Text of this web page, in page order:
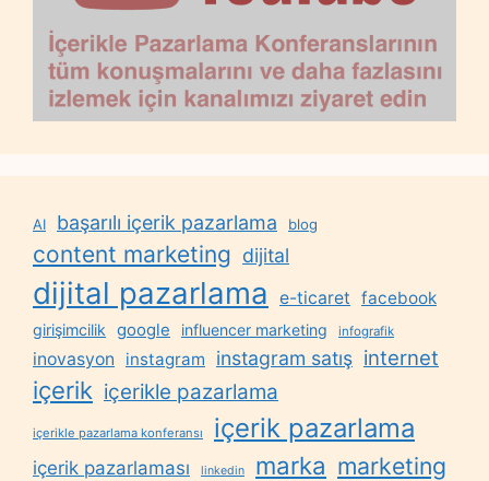
AI başarılı içerik pazarlama blog
content marketing dijital
dijital pazarlama e-ticaret facebook
girişimcilik google influencer marketing infografik
inovasyon instagram instagram satış internet
içerik içerikle pazarlama
içerikle pazarlama konferansı içerik pazarlama
içerik pazarlaması linkedin marka marketing